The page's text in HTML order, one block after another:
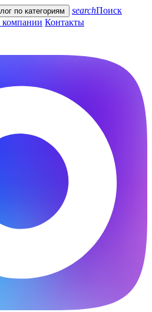
по категориям searchПоиск
Контакты